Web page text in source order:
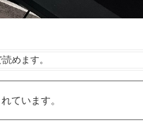
読めます。
ています。